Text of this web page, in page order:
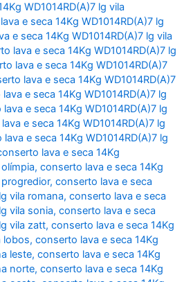
WD1014RD(A)7 lg vila
e seca 14Kg WD1014RD(A)7 lg
e seca 14Kg WD1014RD(A)7 lg vila
lava e seca 14Kg WD1014RD(A)7 lg
lava e seca 14Kg WD1014RD(A)7
lava e seca 14Kg WD1014RD(A)7
e seca 14Kg WD1014RD(A)7 lg
e seca 14Kg WD1014RD(A)7 lg
e seca 14Kg WD1014RD(A)7 lg
e seca 14Kg WD1014RD(A)7 lg
lava e seca 14Kg
,conserto lava e seca 14Kg
progredior,conserto lava e seca
vila romana,conserto lava e seca
vila sonia,conserto lava e seca
vila zatt,conserto lava e seca 14Kg
lobos,conserto lava e seca 14Kg
leste,conserto lava e seca 14Kg
norte,conserto lava e seca 14Kg